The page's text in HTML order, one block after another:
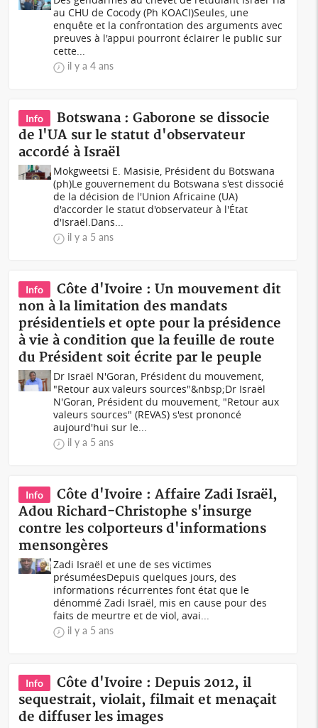
au CHU de Cocody (Ph KOACI)Seules, une
enquête et la confrontation des arguments avec
preuves à l'appui pourront éclairer le public sur
cette...
il y a 4 ans
Info
Botswana : Gaborone se dissocie
de l'UA sur le statut d'observateur
accordé à Israël
Mokgweetsi E. Masisie, Président du Botswana
(ph)Le gouvernement du Botswana s'est dissocié
de la décision de l'Union Africaine (UA)
d'accorder le statut d'observateur à l'État
d'Israël.Dans...
il y a 5 ans
Info
Côte d'Ivoire : Un mouvement dit
non à la limitation des mandats
présidentiels et opte pour la présidence
à vie à condition que la feuille de route
du Président soit écrite par le peuple
Dr Israël N'Goran, Président du mouvement,
"Retour aux valeurs sources"&nbsp;Dr Israël
N'Goran, Président du mouvement, "Retour aux
valeurs sources" (REVAS) s'est prononcé
aujourd'hui sur le...
il y a 5 ans
Info
Côte d'Ivoire : Affaire Zadi Israël,
Adou Richard-Christophe s'insurge
contre les colporteurs d'informations
mensongères
Zadi Israël et une de ses victimes
présumées Depuis quelques jours, des
informations récurrentes font état que le
dénommé Zadi Israël, mis en cause pour des
faits de meurtre et de viol, avai...
il y a 5 ans
Info
Côte d'Ivoire : Depuis 2012, il
sequestrait, violait, filmait et menaçait
de diffuser les images